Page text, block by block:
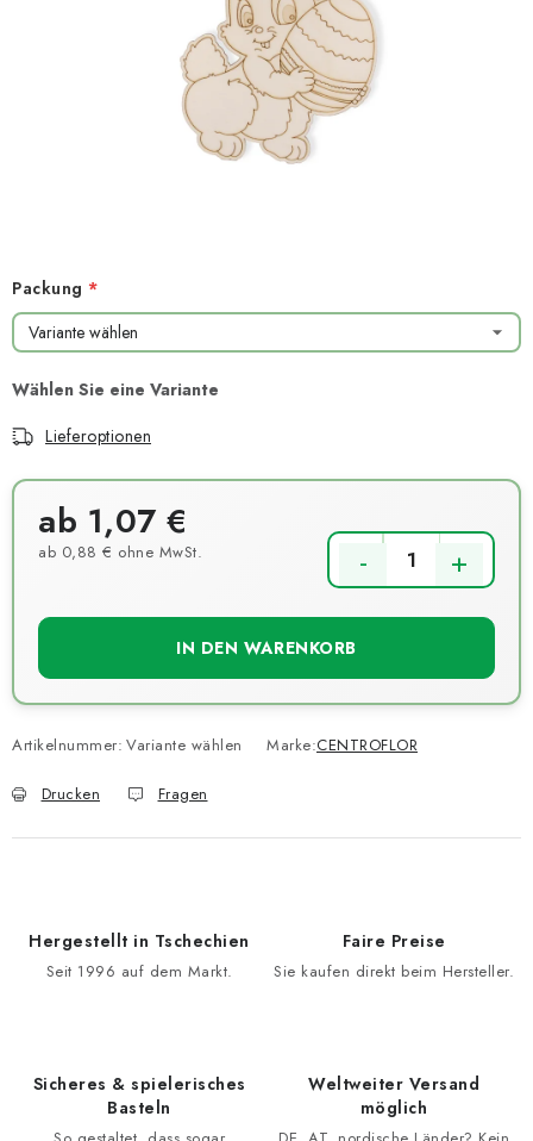
Kontaktieren Sie uns
Über uns
Geschäftsbedingungen
Packung
Lieferoptionen
ab 1,07 €
ab 0,88 € ohne MwSt.
IN DEN WARENKORB
Artikelnummer: Variante wählen Marke:CENTROFLOR
Drucken Fragen
Hergestellt in Tschechien
Seit 1996 auf dem Markt.
Faire Preise
Sie kaufen direkt beim Hersteller.
Sicheres & spielerisches
Basteln
Weltweiter Versand
möglich